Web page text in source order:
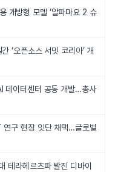
개방형 모델 ‘알파마요 2 슈
‘오픈소스 서밋 코리아’ 개
데이터센터 공동 개발…총사
연구 현장 잇단 채택…글로벌
테라헤르츠파 발진 디바이